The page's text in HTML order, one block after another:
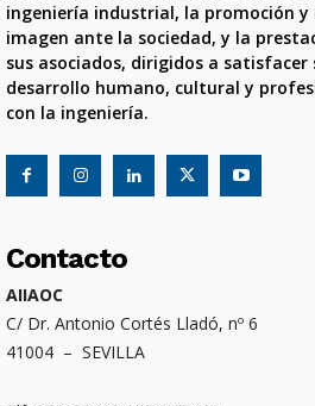
ingeniería industrial, la promoción
imagen ante la sociedad, y la
sus asociados, dirigidos a satisfacer
desarrollo humano, cultural y
con la ingeniería.
Contacto
AIIAOC
C/ Dr. Antonio Cortés Lladó, nº 6
41004 – SEVILLA